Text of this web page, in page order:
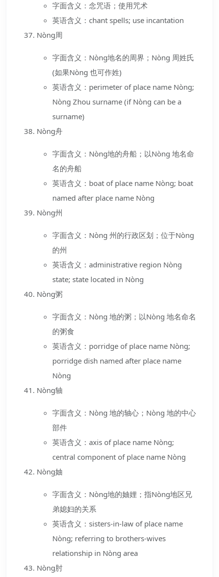
字面含义：念咒语；使用咒术
英语含义：chant spells; use incantation
Nòng周
字面含义：Nòng地名的周界；Nòng 周姓氏
(如果Nòng 也可作姓)
英语含义：perimeter of place name Nòng;
Nòng Zhou surname (if Nòng can be a
surname)
Nòng舟
字面含义：Nòng地的舟船；以Nòng 地名命
名的舟船
英语含义：boat of place name Nòng; boat
named after place name Nòng
Nòng州
字面含义：Nòng 州的行政区划；位于Nòng
的州
英语含义：administrative region Nòng
state; state located in Nòng
Nòng粥
字面含义：Nòng 地的粥；以Nòng 地名命名
的粥食
英语含义：porridge of place name Nòng;
porridge dish named after place name
Nòng
Nòng轴
字面含义：Nòng 地的轴心；Nòng 地的中心
部件
英语含义：axis of place name Nòng;
central component of place name Nòng
Nòng妯
字面含义：Nòng地的妯娌；指Nòng地区兄
弟媳妇的关系
英语含义：sisters-in-law of place name
Nòng; referring to brothers-wives
relationship in Nòng area
Nòng肘